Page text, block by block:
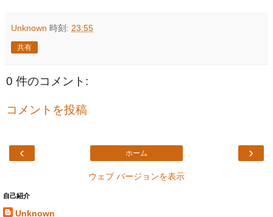
Unknown 時刻: 23:55
共有
0 件のコメント:
コメントを投稿
‹ ›
ホーム
ウェブ バージョンを表示
自己紹介
Unknown